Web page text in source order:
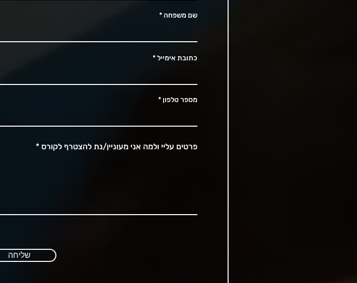
שם משפחה
כתובת אימייל
מספר טלפון
פרטים עליי ולמה אני מעוניין/נת להצטרף לקורס
שליחה